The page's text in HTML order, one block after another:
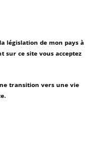
législation de mon pays à
sur ce site vous acceptez
transition vers une vie